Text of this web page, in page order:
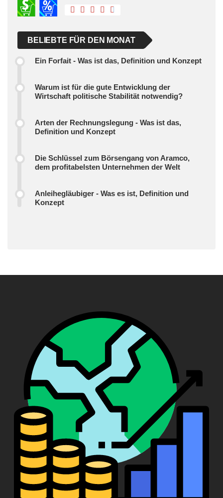
BELIEBTE FÜR DEN MONAT
Ein Forfait - Was ist das, Definition und Konzept
Warum ist für die gute Entwicklung der
Wirtschaft politische Stabilität notwendig?
Arten der Rechnungslegung - Was ist das,
Definition und Konzept
Die Schlüssel zum Börsengang von Aramco,
dem profitabelsten Unternehmen der Welt
Anleihegläubiger - Was es ist, Definition und
Konzept